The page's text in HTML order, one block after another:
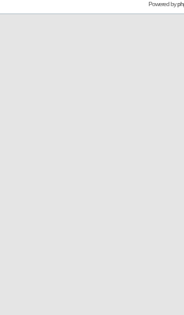
Powered by